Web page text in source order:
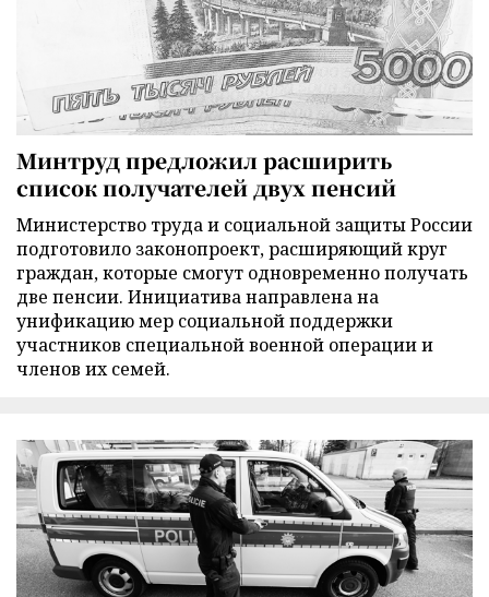
Минтруд предложил расширить
список получателей двух пенсий
Министерство труда и социальной защиты России
подготовило законопроект, расширяющий круг
граждан, которые смогут одновременно получать
две пенсии. Инициатива направлена на
унификацию мер социальной поддержки
участников специальной военной операции и
членов их семей.